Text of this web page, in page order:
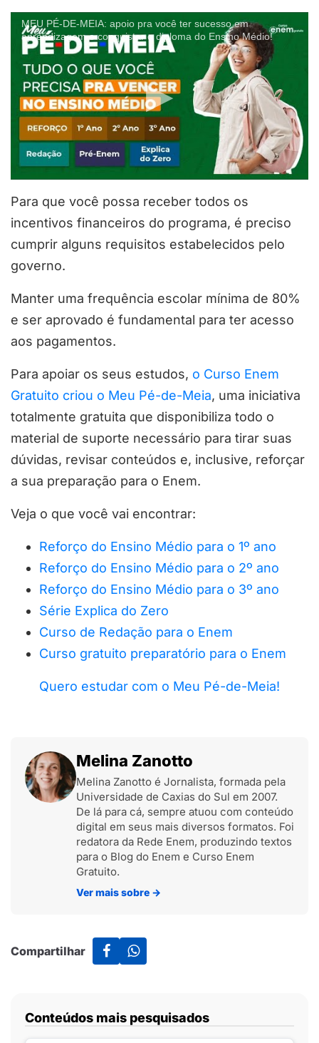
MEU PÉ-DE-MEIA: apoio pra você ter sucesso em
aprendizagem e conquistar o diploma do Ensino Médio!
Para que você possa receber todos os
incentivos financeiros do programa, é preciso
cumprir alguns requisitos estabelecidos pelo
governo.
Manter uma frequência escolar mínima de 80%
e ser aprovado é fundamental para ter acesso
aos pagamentos.
Para apoiar os seus estudos, o Curso Enem
Gratuito criou o Meu Pé-de-Meia, uma iniciativa
totalmente gratuita que disponibiliza todo o
material de suporte necessário para tirar suas
dúvidas, revisar conteúdos e, inclusive, reforçar
a sua preparação para o Enem.
Veja o que você vai encontrar:
Reforço do Ensino Médio para o 1º ano
Reforço do Ensino Médio para o 2º ano
Reforço do Ensino Médio para o 3º ano
Série Explica do Zero
Curso de Redação para o Enem
Curso gratuito preparatório para o Enem
Quero estudar com o Meu Pé-de-Meia!
Melina Zanotto
Melina Zanotto é Jornalista, formada pela
Universidade de Caxias do Sul em 2007.
De lá para cá, sempre atuou com conteúdo
digital em seus mais diversos formatos. Foi
redatora da Rede Enem, produzindo textos
para o Blog do Enem e Curso Enem
Gratuito.
Ver mais sobre →
Compartilhar
Conteúdos mais pesquisados